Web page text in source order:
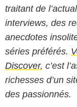
traitant de
interviews, des
anecdotes
séries préférés.
Discover, c’est
richesses d’un
des passionnés.